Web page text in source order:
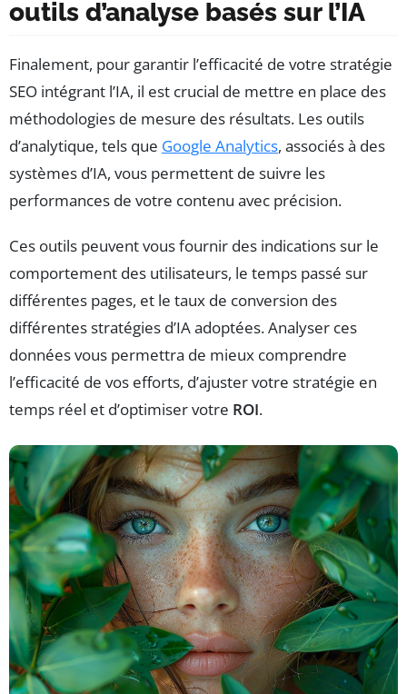
outils d’analyse basés sur l’IA
Finalement, pour garantir l’efficacité de votre stratégie
SEO intégrant l’IA, il est crucial de mettre en place des
méthodologies de mesure des résultats. Les outils
d’analytique, tels que Google Analytics, associés à des
systèmes d’IA, vous permettent de suivre les
performances de votre contenu avec précision.
Ces outils peuvent vous fournir des indications sur le
comportement des utilisateurs, le temps passé sur
différentes pages, et le taux de conversion des
différentes stratégies d’IA adoptées. Analyser ces
données vous permettra de mieux comprendre
l’efficacité de vos efforts, d’ajuster votre stratégie en
temps réel et d’optimiser votre ROI.